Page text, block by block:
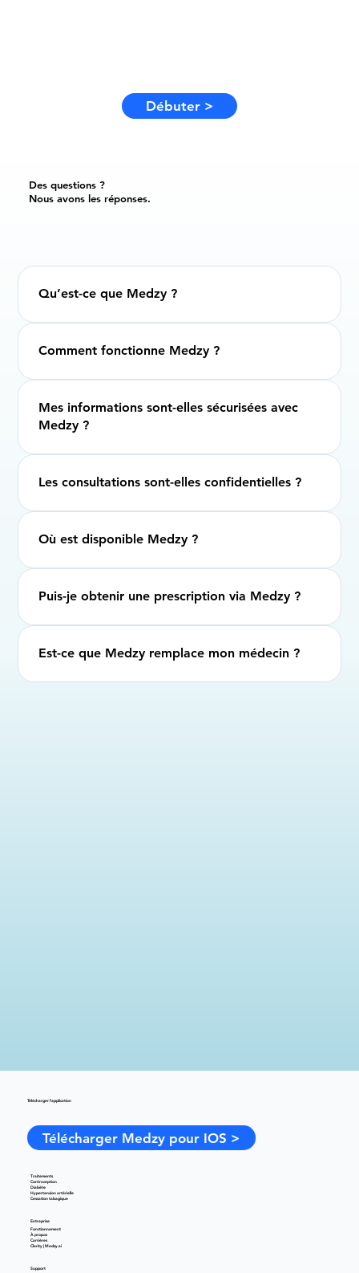
Débuter >
Des questions ?
Nous avons les réponses.
Qu’est-ce que Medzy ?
Comment fonctionne Medzy ?
Mes informations sont-elles sécurisées avec
Medzy ?
Les consultations sont-elles confidentielles ?
Où est disponible Medzy ?
Puis-je obtenir une prescription via Medzy ?
Est-ce que Medzy remplace mon médecin ?
Télécharger l'application
Télécharger Medzy pour IOS >
Traitements
Contraception
Diabète
Hypertension artérielle
Cessation tabagique
Entreprise
Fonctionnement
À propos
Carrières
Clarity | Medzy.ai
Support